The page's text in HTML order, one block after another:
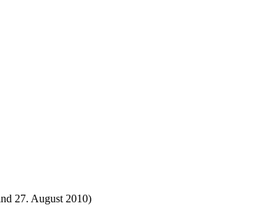
27. August 2010)